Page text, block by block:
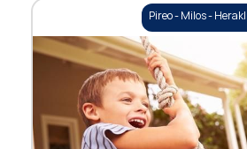
Pireo - Milos -